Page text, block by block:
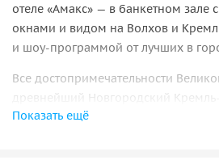
отеле «Амакс» — в банкетном
окнами и видом на Волхов и
и шоу-программой от лучших в
Все достопримечательности
древнейший Новгородский Кремль-
Дворище и Витославлицы.
Показать ещё